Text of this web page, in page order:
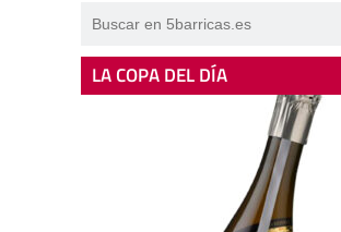
LA COPA DEL DÍA